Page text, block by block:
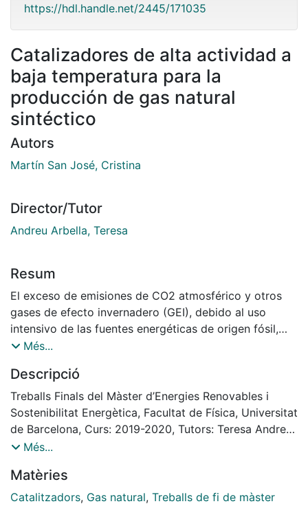
https://hdl.handle.net/2445/171035
Catalizadores de alta actividad a
baja temperatura para la
producción de gas natural
sintéctico
Autors
Martín San José, Cristina
Director/Tutor
Andreu Arbella, Teresa
Resum
El exceso de emisiones de CO2 atmosférico y otros
gases de efecto invernadero (GEI), debido al uso
intensivo de las fuentes energéticas de origen fósil,
están provocando un descontrolado aumento de la
los seres vivos y el medioambiente. Este excedente
puede ser mitigado mediante la transición global a un
sistema energético sostenible a partir de la
implementación de fuentes de energías renovables.
En la actualidad existen técnicas que permiten
gas natural mediante la reacción de Sabatier: el
concepto “power-to-gas”. Este proceso comienza con
Més...
Descripció
Treballs Finals del Màster d’Energies Renovables i
Sostenibilitat Energètica, Facultat de Física, Universitat
de Barcelona, Curs: 2019-2020, Tutors: Teresa Andreu,
Jordi Guilera
Més...
Matèries
Catalitzadors, Gas natural, Treballs de fi de màster